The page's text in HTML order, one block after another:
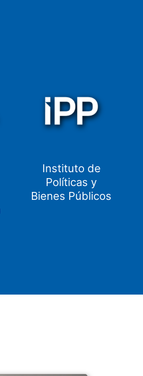
Instituto de
Políticas y
Bienes Públicos